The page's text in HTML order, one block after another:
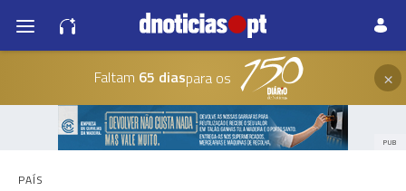
Faltam 65 diaspara os ×
PUB
PAÍS